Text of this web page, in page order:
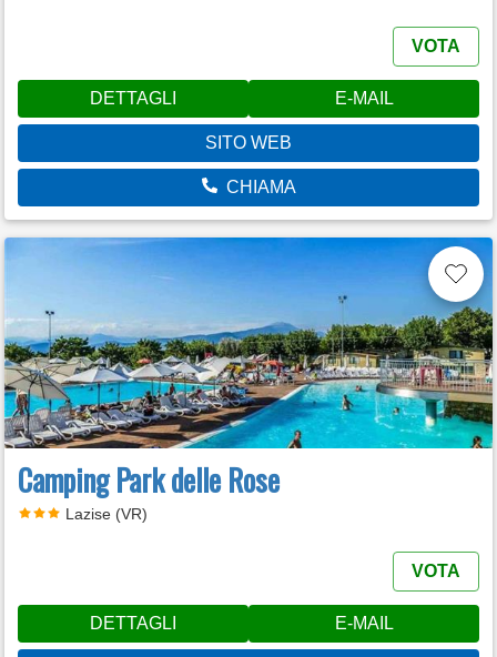
VOTA
DETTAGLI E-MAIL
SITO WEB
CHIAMA
Camping Park delle Rose
Lazise (VR)
VOTA
DETTAGLI E-MAIL